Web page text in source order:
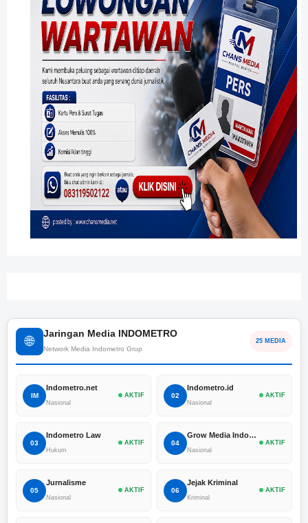
🌐
Jaringan Media INDOMETRO
Network Media Indometro Grup
25 MEDIA
IM
Indometro.net
Nasional
AKTIF 02
Indometro.id
Nasional
AKTIF
03
Indometro Law
Hukum
AKTIF 04
Grow Media Indonesia
Nasional
AKTIF
05
Jurnalisme
Nasional
AKTIF 06
Jejak Kriminal
Kriminal
AKTIF